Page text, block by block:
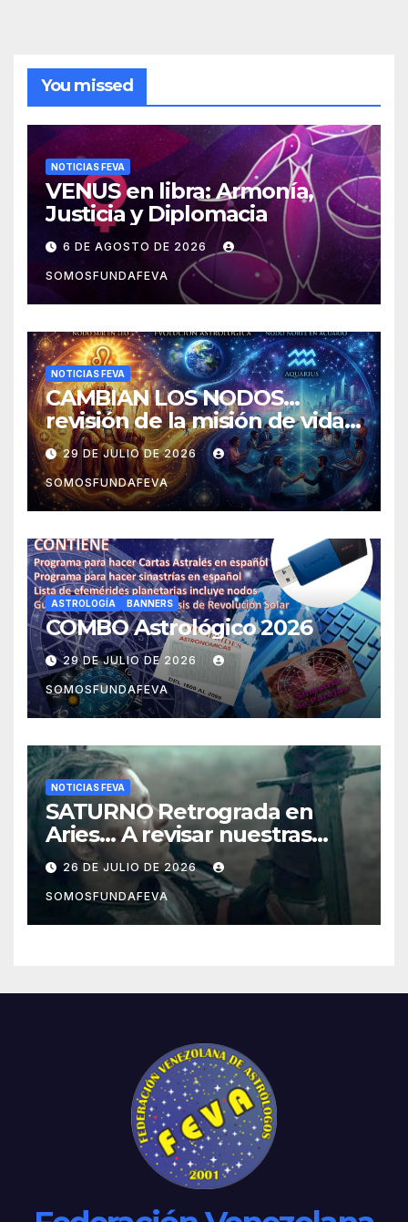
You missed
NOTICIAS FEVA
VENUS en libra: Armonía,
Justicia y Diplomacia
6 DE AGOSTO DE 2026
SOMOSFUNDAFEVA
NOTICIAS FEVA
CAMBIAN LOS NODOS…
revisión de la misión de vida y
experiencias
29 DE JULIO DE 2026
SOMOSFUNDAFEVA
ASTROLOGÍA BANNERS
COMBO Astrológico 2026
29 DE JULIO DE 2026
SOMOSFUNDAFEVA
NOTICIAS FEVA
SATURNO Retrograda en
Aries… A revisar nuestras
acciones pasadas y pensar
mejor las futuras
26 DE JULIO DE 2026
SOMOSFUNDAFEVA